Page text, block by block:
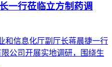
一行莅临立方制药调
和信息化厅副厅长蒋晨捷一行
公司开展实地调研，围绕生